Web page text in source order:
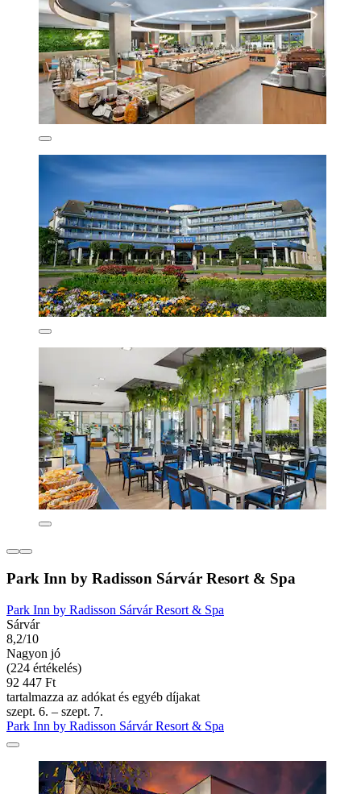
Park Inn by Radisson Sárvár Resort & Spa
Park Inn by Radisson Sárvár Resort & Spa
Sárvár
8,2/10
Nagyon jó
(224 értékelés)
92 447 Ft
tartalmazza az adókat és egyéb díjakat
szept. 6. – szept. 7.
Park Inn by Radisson Sárvár Resort & Spa